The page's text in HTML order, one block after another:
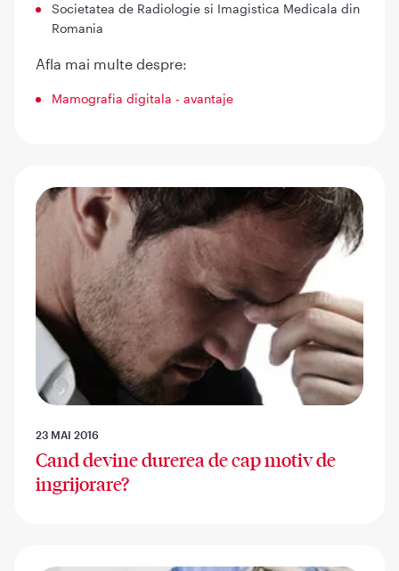
Societatea de Radiologie si Imagistica Medicala din
Romania
Afla mai multe despre:
Mamografia digitala - avantaje
23 MAI 2016
Cand devine durerea de cap motiv de
ingrijorare?